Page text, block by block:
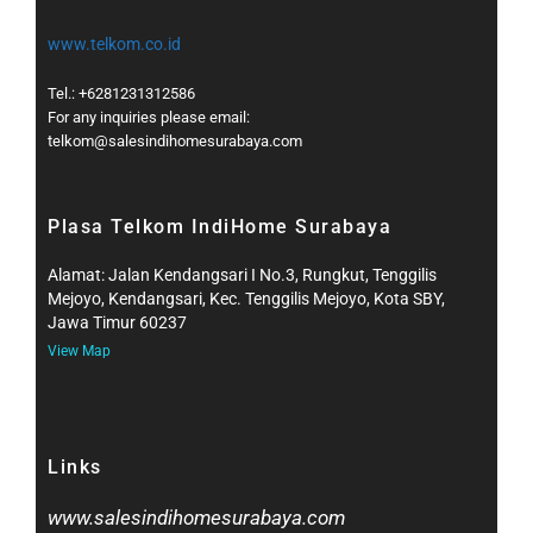
www.telkom.co.id
Tel.: +6281231312586
For any inquiries please email:
telkom@salesindihomesurabaya.com​
Plasa Telkom IndiHome Surabaya
Alamat: Jalan Kendangsari I No.3, Rungkut, Tenggilis
Mejoyo, Kendangsari, Kec. Tenggilis Mejoyo, Kota SBY,
Jawa Timur 60237
View Map
Links
www.salesindihomesurabaya.com​